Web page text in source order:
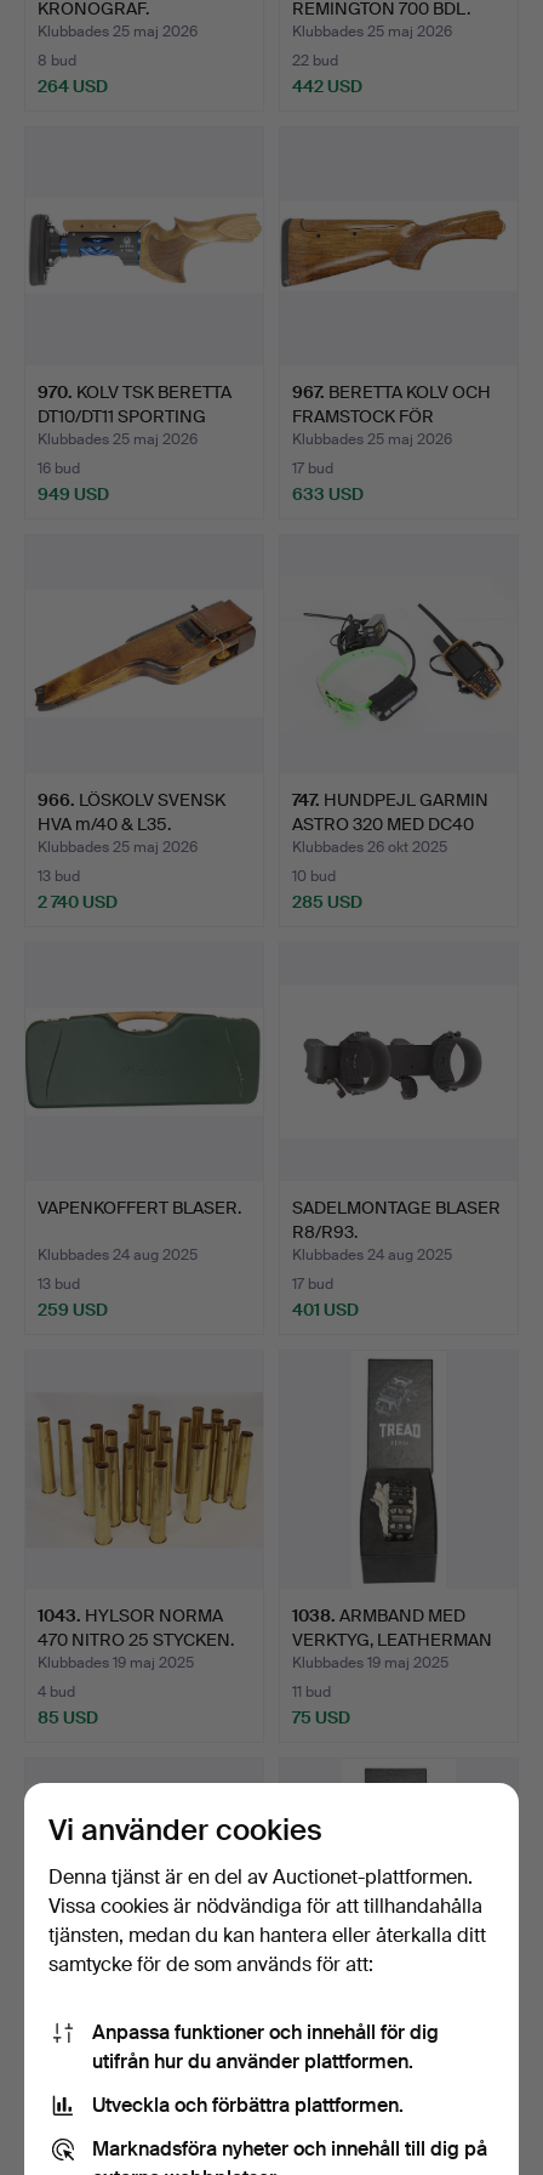
KRONOGRAF.
Klubbades 25 maj 2026
8 bud
264 USD
REMINGTON 700 BDL.
Klubbades 25 maj 2026
22 bud
442 USD
970. KOLV TSK BERETTA
DT10/DT11 SPORTING
RIGHT …
Klubbades 25 maj 2026
16 bud
949 USD
967. BERETTA KOLV OCH
FRAMSTOCK FÖR
MODELL 686.
Klubbades 25 maj 2026
17 bud
633 USD
966. LÖSKOLV SVENSK
HVA m/40 & L35.
Klubbades 25 maj 2026
13 bud
2 740 USD
747. HUNDPEJL GARMIN
ASTRO 320 MED DC40
HALSBAN…
Klubbades 26 okt 2025
10 bud
285 USD
VAPENKOFFERT BLASER.
Klubbades 24 aug 2025
13 bud
259 USD
SADELMONTAGE BLASER
R8/R93.
Klubbades 24 aug 2025
17 bud
401 USD
1043. HYLSOR NORMA
470 NITRO 25 STYCKEN.
Klubbades 19 maj 2025
4 bud
85 USD
1038. ARMBAND MED
VERKTYG, LEATHERMAN
THREAD.
Klubbades 19 maj 2025
11 bud
75 USD
1035
KULOR NORMA
9,3MM (.365) VULKAN OCH
ORYX 3…
Klubbades 19 maj 2025
26 bud
1037. ARMBAND MED
VERKTYG, LEATHERMAN
THREAD.
Klubbades 19 maj 2025
13 bud
Vi använder cookies
Denna tjänst är en del av Auctionet-plattformen.
Vissa cookies är nödvändiga för att tillhandahålla
tjänsten, medan du kan hantera eller återkalla ditt
samtycke för de som används för att:
Anpassa funktioner och innehåll för dig
utifrån hur du använder plattformen.
Utveckla och förbättra plattformen.
Marknadsföra nyheter och innehåll till dig på